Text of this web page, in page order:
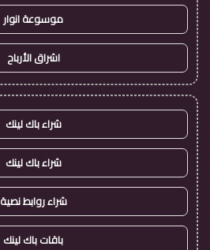
موسوعة انوار
اشراق الأرباح
شراء باك لينك
شراء باك لينك
شراء روابط نصية
باقات باك لينك